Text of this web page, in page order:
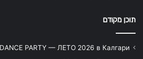
תוכן מקודם
DANCE PARTY — ЛЕТО 2026 в Калгари